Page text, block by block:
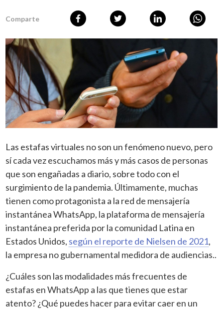
Comparte
Las estafas virtuales no son un fenómeno nuevo, pero
sí cada vez escuchamos más y más casos de personas
que son engañadas a diario, sobre todo con el
surgimiento de la pandemia. Últimamente, muchas
tienen como protagonista a la red de mensajería
instantánea WhatsApp, la plataforma de mensajería
instantánea preferida por la comunidad Latina en
Estados Unidos, según el reporte de Nielsen de 2021,
la empresa no gubernamental medidora de audiencias..
¿Cuáles son las modalidades más frecuentes de
estafas en WhatsApp a las que tienes que estar
atento? ¿Qué puedes hacer para evitar caer en un